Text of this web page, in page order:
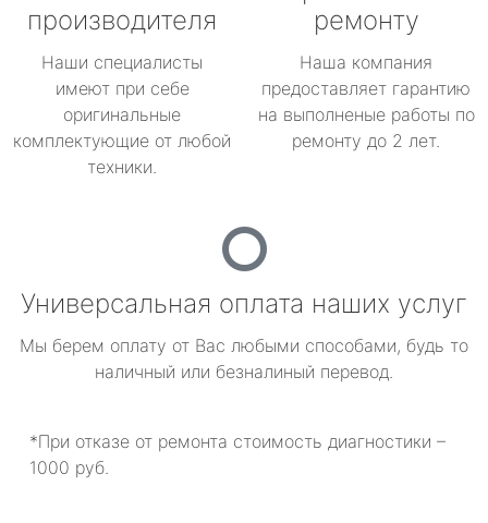
производителя
Наши специалисты
имеют при себе
оригинальные
комплектующие от любой
техники.
ремонту
Наша компания
предоставляет гарантию
на выполненые работы по
ремонту до 2 лет.
Универсальная оплата наших услуг
Мы берем оплату от Вас любыми способами, будь то
наличный или безналиный перевод.
*При отказе от ремонта стоимость диагностики –
1000 руб.